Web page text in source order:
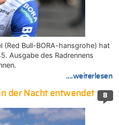
(Red Bull-BORA-hansgrohe) hat
Ausgabe des Radrennens
....weiterlesen
8
der Nacht entwendet